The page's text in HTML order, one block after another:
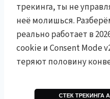
трекинга, ты не
неё молишься.
реально работает в
cookie и Consent Mode
теряют половину
СТЕК ТРЕКИНГА